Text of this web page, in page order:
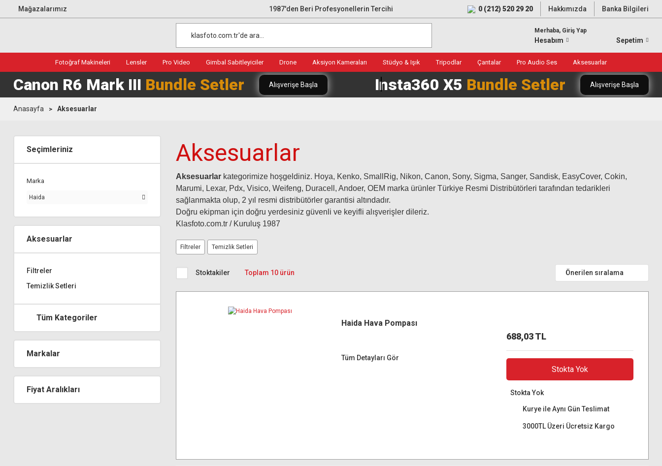
Mağazalarımız 1987'den Beri Profesyonellerin Tercihi 0 (212) 520 29 20 Hakkımızda Banka Bilgileri
Merhaba, Giriş Yap
Hesabım Sepetim
Fotoğraf Makineleri Lensler Pro Video Gimbal Sabitleyiciler Drone Aksiyon Kameraları Stüdyo & Işık Tripodlar Çantalar Pro Audio Ses Aksesuarlar
Canon R6 Mark III Bundle Setler Alışverişe Başla Insta360 X5 Bundle Setler Alışverişe Başla
Anasayfa Aksesuarlar
Seçimleriniz
Marka
Haida
Aksesuarlar
Filtreler
Temizlik Setleri
Tüm Kategoriler
Markalar
Fiyat Aralıkları
Aksesuarlar
Aksesuarlar kategorimize hoşgeldiniz. Hoya, Kenko, SmallRig, Nikon, Canon, Sony, Sigma, Sanger, Sandisk, EasyCover, Cokin,
Marumi, Lexar, Pdx, Visico, Weifeng, Duracell, Andoer, OEM marka ürünler Türkiye Resmi Distribütörleri tarafından tedarikleri
sağlanmakta olup, 2 yıl resmi distribütörler garantisi altındadır.
Doğru ekipman için doğru yerdesiniz güvenli ve keyifli alışverişler dileriz.
Klasfoto.com.tr / Kuruluş 1987
Filtreler Temizlik Setleri
Stoktakiler Toplam 10 ürün
Haida Hava Pompası
Tüm Detayları Gör
688,03 TL
Stokta Yok
Stokta Yok
Kurye ile Aynı Gün Teslimat
3000TL Üzeri Ücretsiz Kargo